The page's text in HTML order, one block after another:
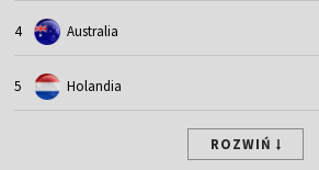
4 Australia
5 Holandia
ROZWIŃ